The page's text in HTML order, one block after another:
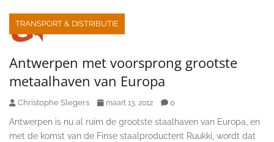
TRANSPORT & DISTRIBUTIE
Antwerpen met voorsprong grootste
metaalhaven van Europa
Christophe Slegers maart 13, 2012 0
Antwerpen is nu al ruim de grootste staalhaven van Europa, en
met de komst van de Finse staalproductent Ruukki, wordt dat